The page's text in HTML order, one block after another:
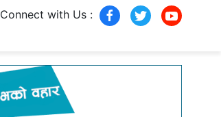
Connect with Us :